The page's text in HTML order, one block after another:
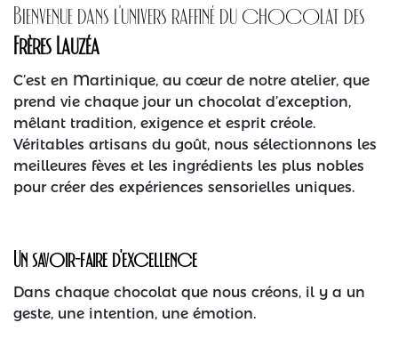
Bienvenue dans l’univers raffiné du chocolat des
Frères Lauzéa​
C’est en Martinique, au cœur de notre atelier, que
prend vie chaque jour un chocolat d’exception,
mêlant tradition, exigence et esprit créole.
Véritables artisans du goût, nous sélectionnons les
meilleures fèves et les ingrédients les plus nobles
pour créer des expériences sensorielles uniques.
Un savoir-faire d’excellence
Dans chaque chocolat que nous créons, il y a un
geste, une intention, une émotion.